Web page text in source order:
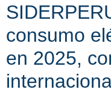
consumo
en 2025,